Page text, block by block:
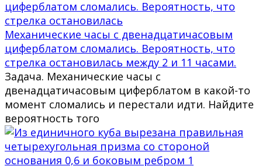
Механические часы с двенадцатичасовым
циферблатом сломались. Вероятность, что
стрелка остановилась между 2 и 11 часами.
Задача. Механические часы с
двенадцатичасовым циферблатом в какой-то
момент сломались и перестали идти. Найдите
вероятность того